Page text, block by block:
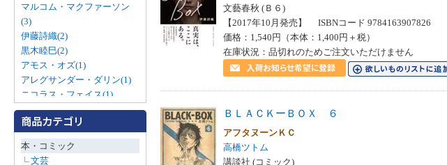
マルコム・マクファーソン
(3)
伊藤詩織(2)
黒木睦巳(2)
アモス・オズ(1)
アレグサンダー・ダリン(1)
ニコラス・フェイス(1)
バルバラ・ビューヒナー(1)
フィリップ・キンドレッド・
ディック(1)
マイケル・Ｊ．ベーエ(1)
本・コミック
文芸
文藝春秋 (Ｂ６)
【2017年10月発売】 ISBNコード 9784163907826
価格：1,540円（本体：1,400円＋税）
在庫状況：品切れのためご注文いただけません
ＢＬＡＣＫーＢＯＸ ６
アフタヌーンＫＣ
高橋ツトム
講談社 (コミック)